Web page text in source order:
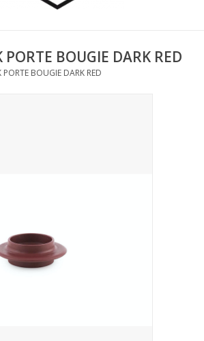
PORTE BOUGIE DARK RED
BOUGIE DARK RED